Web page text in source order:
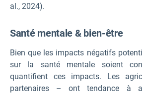
al., 2024).
Santé mentale & bien-être
Bien que les impacts négatifs
sur la santé mentale soient
quantifient ces impacts. Les
partenaires – ont tendance à